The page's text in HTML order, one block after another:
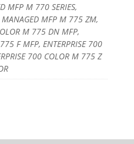
MFP M 770 SERIES,
MFP M 775 ZM,
M 775 DN MFP,
F MFP, ENTERPRISE 700
700 COLOR M 775 Z